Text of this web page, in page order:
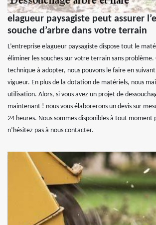
elagueur paysagiste peut assurer
souche d’arbre dans votre terrain
L’entreprise elagueur paysagiste dispose tout le
éliminer les souches sur votre terrain sans problème.
technique à adopter, nous pouvons le faire en
vigueur. En plus de la dotation de matériels, nous
utilisation. Alors, si vous avez un projet de
maintenant ! nous vous élaborerons un devis sur
24 heures. Nous sommes disponibles à tout moment
n’hésitez pas à nous contacter.